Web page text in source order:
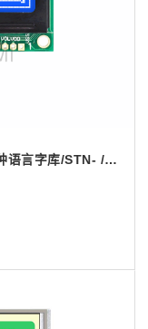
2寸128x64 图形液晶LCM/蓝底白字/多种语言字库/STN- /MCU 接口 /5.0V